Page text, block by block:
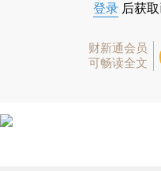
登录 后获
财新通会员
可畅读全文